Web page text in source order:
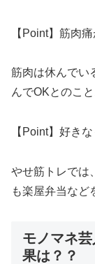
【Point】筋肉
筋肉は休んでい
んでOKとのこと
【Point】好き
やせ筋トレでは
も楽屋弁当など
モノマネ
果は？？